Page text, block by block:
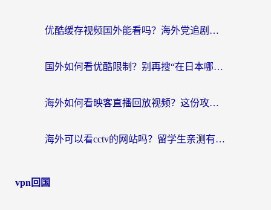
优酷缓存视频国外能看吗？海外党追剧看片的终极解决方案来了
国外如何看优酷限制？别再搜“在日本哪个软件可以看中国电视剧”，这篇教你搞定
海外如何看映客直播回放视频？这份攻略帮你搞定（附腾讯优酷观看技巧）
海外可以看cctv的网站吗？留学生亲测有效的回国追剧方案
vpn回国